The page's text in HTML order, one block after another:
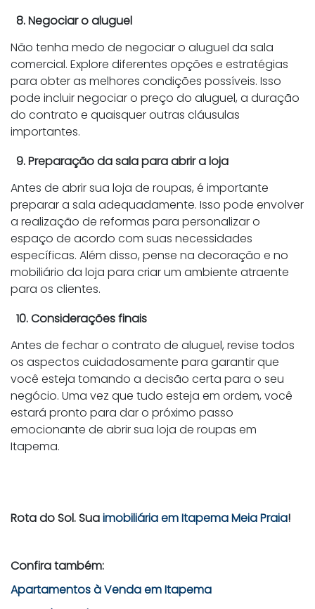
8. Negociar o aluguel
Não tenha medo de negociar o aluguel da sala
comercial. Explore diferentes opções e estratégias
para obter as melhores condições possíveis. Isso
pode incluir negociar o preço do aluguel, a duração
do contrato e quaisquer outras cláusulas
importantes.
9. Preparação da sala para abrir a loja
Antes de abrir sua loja de roupas, é importante
preparar a sala adequadamente. Isso pode envolver
a realização de reformas para personalizar o
espaço de acordo com suas necessidades
específicas. Além disso, pense na decoração e no
mobiliário da loja para criar um ambiente atraente
para os clientes.
10. Considerações finais
Antes de fechar o contrato de aluguel, revise todos
os aspectos cuidadosamente para garantir que
você esteja tomando a decisão certa para o seu
negócio. Uma vez que tudo esteja em ordem, você
estará pronto para dar o próximo passo
emocionante de abrir sua loja de roupas em
Itapema.
Rota do Sol. Suaimobiliária em Itapema Meia Praia!
Confira também:
Apartamentos à Venda em Itapema